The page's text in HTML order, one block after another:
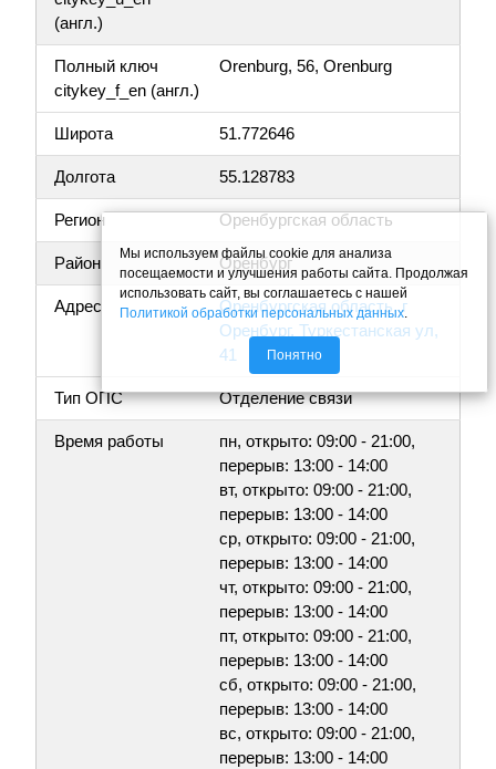
(англ.)
Полный ключ
citykey_f_en (англ.)
Orenburg, 56, Orenburg
Широта 51.772646
Долгота 55.128783
Регион Оренбургская область
Район Оренбург
Адрес
Оренбургская область, г
Оренбург, Туркестанская ул,
41
Тип ОПС Отделение связи
Время работы
пн, открыто: 09:00 - 21:00,
перерыв: 13:00 - 14:00
вт, открыто: 09:00 - 21:00,
перерыв: 13:00 - 14:00
ср, открыто: 09:00 - 21:00,
перерыв: 13:00 - 14:00
чт, открыто: 09:00 - 21:00,
перерыв: 13:00 - 14:00
пт, открыто: 09:00 - 21:00,
перерыв: 13:00 - 14:00
сб, открыто: 09:00 - 21:00,
перерыв: 13:00 - 14:00
вс, открыто: 09:00 - 21:00,
перерыв: 13:00 - 14:00
Мы используем файлы cookie для анализа
посещаемости и улучшения работы сайта. Продолжая
использовать сайт, вы соглашаетесь с нашей
Политикой обработки персональных данных
Понятно